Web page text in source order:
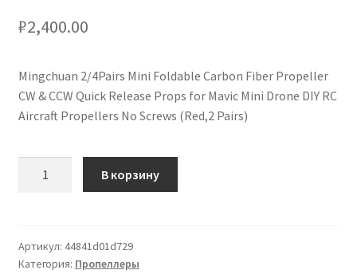
Услуги альпинистов при установке и обслуживании
кондиционеров
Чистка кондиционеров
₽2,400.00
Mingchuan 2/4Pairs Mini Foldable Carbon Fiber Propeller
CW & CCW Quick Release Props for Mavic Mini Drone DIY RC
Aircraft Propellers No Screws (Red,2 Pairs)
2/4
пар
В корзину
Артикул: 44841d01d729
Категория: Пропеллеры